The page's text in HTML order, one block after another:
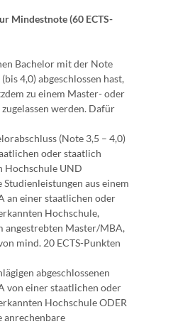
Mindestnote (60 ECTS-
Bachelor mit der Note
4,0) abgeschlossen hast,
zu einem Master- oder
werden. Dafür
(Note 3,5 – 4,0)
oder staatlich
Hochschule UND
Studienleistungen aus einem
an einer staatlichen oder
Hochschule,
angestrebten Master/MBA,
mind. 20 ECTS-Punkten
abgeschlossenen
von einer staatlichen oder
Hochschule ODER
anrechenbare